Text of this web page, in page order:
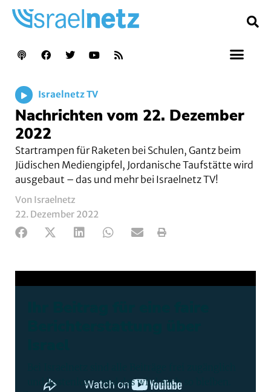
Israelnetz TV
Nachrichten vom 22. Dezember
2022
Startrampen für Raketen bei Schulen, Gantz beim
Jüdischen Mediengipfel, Jordanische Taufstätte wird
ausgebaut – das und mehr bei Israelnetz TV!
Von Israelnetz
22. Dezember 2022
und kostenlos – und das wird auch so bleiben.